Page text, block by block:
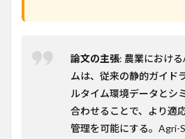
後の
論文の主張: 農業におけ
ムは、従来の静的ガイド
ルタイム環境データとシ
合わせることで、より適
管理を可能にする。Agri-